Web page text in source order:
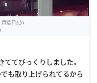
鎌倉日記α
ててびっくりしました。
も取り上げられてるから